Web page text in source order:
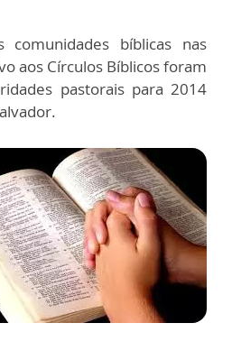
comunidades bíblicas nas
aos Círculos Bíblicos foram
pastorais para 2014